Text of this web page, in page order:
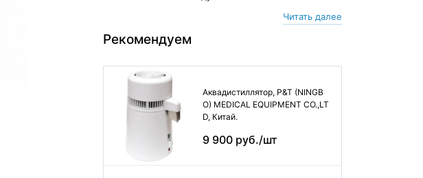
Читать далее
Рекомендуем
Аквадистиллятор, P&T (NINGB
O) MEDICAL EQUIPMENT CO.,LT
D, Китай.
9 900 руб./шт